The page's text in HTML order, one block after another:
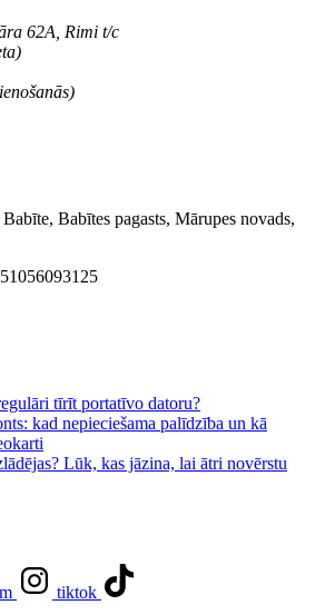
62A, Rimi t/c
Babītes pagasts, Mārupes novads,
tīrīt portatīvo datoru?
kad nepieciešama palīdzība un kā
Lūk, kas jāzina, lai ātri novērstu
tiktok